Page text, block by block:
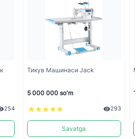
254
Тикув Машинаси Jack
5 000 000 so'm
293
Savatga